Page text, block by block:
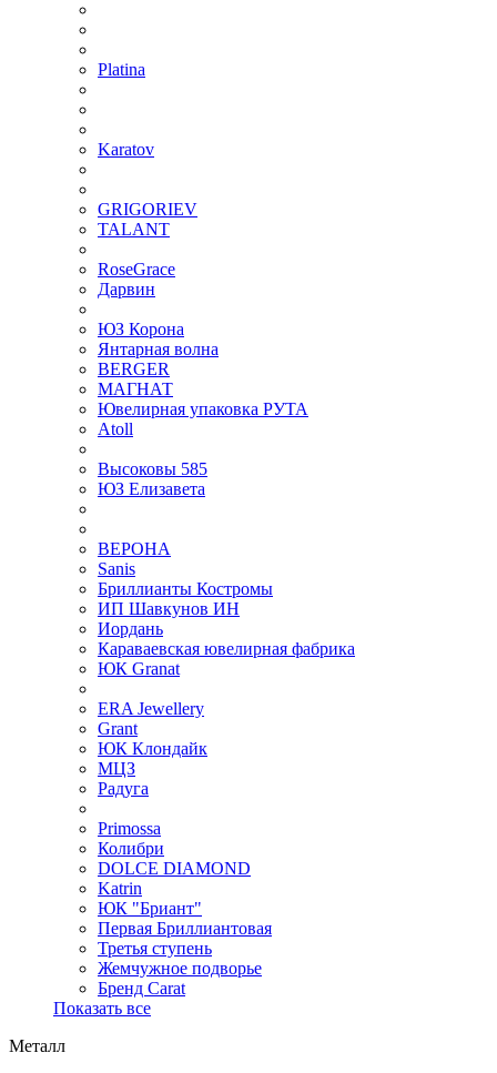
Platina
Karatov
GRIGORIEV
TALANT
RoseGrace
Дарвин
ЮЗ Корона
Янтарная волна
BERGER
МАГНАТ
Ювелирная упаковка РУТА
Atoll
Высоковы 585
ЮЗ Елизавета
ВЕРОНА
Sanis
Бриллианты Костромы
ИП Шавкунов ИН
Иордань
Караваевская ювелирная фабрика
ЮК Granat
ERA Jewellery
Grant
ЮК Клондайк
МЦЗ
Радуга
Primossa
Колибри
DOLCE DIAMOND
Katrin
ЮК "Бриант"
Первая Бриллиантовая
Третья ступень
Жемчужное подворье
Бренд Carat
Показать все
Металл